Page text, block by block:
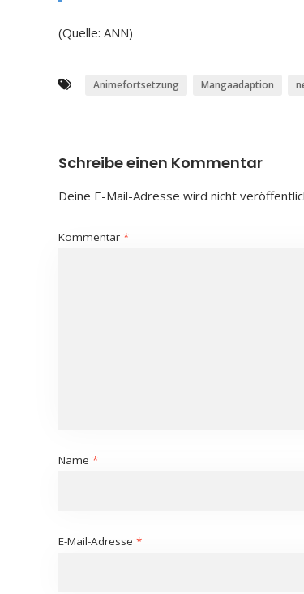
(Quelle: ANN)
Animefortsetzung Mangaadaption
Schreibe einen Kommentar
Deine E-Mail-Adresse wird nicht
Kommentar *
Name *
E-Mail-Adresse *